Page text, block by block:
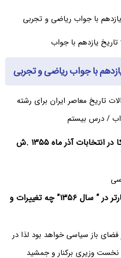
با جواب ریاضی و تجربی
با جواب ریاضی و تجربی
تاریخ معاصر ایران برای رشته
/ درس بیستم
۱- شعار کارتر رییس جمهور امریکا در انتخابات آذر ماه ۱۳۵۵ .ش
۲- شاه برای برنامه حقوق بشر کارتر در ” سال ۱۳۵۶” چه تغییرات و
فضای باز سیاسی خواهد بود لذا در
را از نخست وزیری برکنار و جمشید